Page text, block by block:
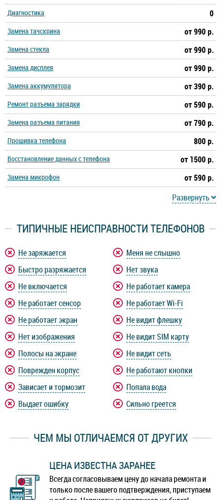
Диагностика
0
Замена тачскрина от 990 р.
Замена стекла от 990 р.
Замена дисплея от 990 р.
Замена аккумулятора от 390 р.
Ремонт разъема зарядки от 590 р.
Замена разъема питания от 790 р.
Прошивка телефона 800 р.
Восстановление данных с телефона от 1500 р.
Замена микрофон
от 590 р.
Развернуть
ТИПИЧНЫЕ НЕИСПРАВНОСТИ ТЕЛЕФОНОВ
Не заряжается
Быстро разряжается
Не включается
Не работает сенсор
Не работает экран
Нет изображения
Полосы на экране
Поврежден корпус
Зависает и тормозит
Выдает ошибку
Меня не слышно
Нет звука
Не работает камера
Не работает Wi-Fi
Не видит флешку
Не видит SIM карту
Не видит сеть
Не работают кнопки
Попала вода
Сильно греется
ЧЕМ МЫ ОТЛИЧАЕМСЯ ОТ ДРУГИХ
ЦЕНА ИЗВЕСТНА ЗАРАНЕЕ
Всегда согласовываем цену до начала ремонта и
только после вашего подтверждения, приступаем